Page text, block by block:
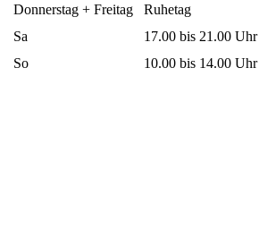
Donnerstag + Freitag
Ruhetag
Sa
17.00 bis 21.00 Uhr
So
10.00 bis 14.00 Uhr